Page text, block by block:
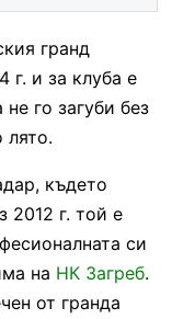
гранд
г. и за клуба е
го загуби без
лято.
където
2012 г. той е
си
на НК Загреб.
от гранда